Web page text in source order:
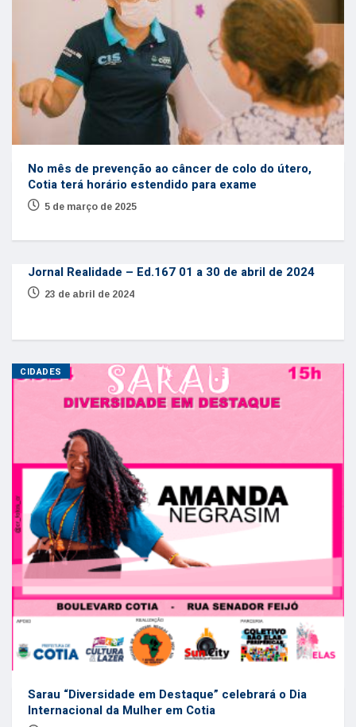
No mês de prevenção ao câncer de colo do útero,
Cotia terá horário estendido para exame
5 de março de 2025
Jornal Realidade – Ed.167 01 a 30 de abril de 2024
23 de abril de 2024
CIDADES
Sarau “Diversidade em Destaque” celebrará o Dia
Internacional da Mulher em Cotia